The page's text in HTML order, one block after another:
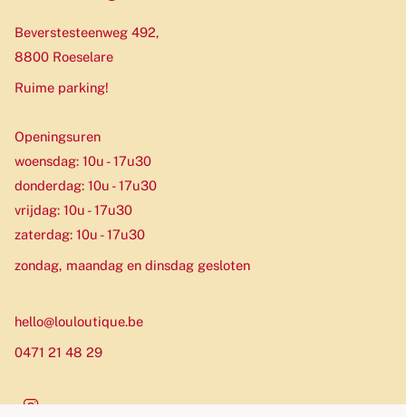
Beverstesteenweg 492,
8800 Roeselare
Ruime parking!
Openingsuren
woensdag: 10u - 17u30
donderdag: 10u - 17u30
vrijdag: 10u - 17u30
zaterdag: 10u - 17u30
zondag, maandag en dinsdag gesloten
hello@louloutique.be
0471 21 48 29
Instagram